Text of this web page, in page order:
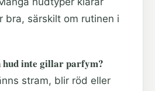
bra, särskilt om rutinen i
inte gillar parfym?
stram, blir röd eller